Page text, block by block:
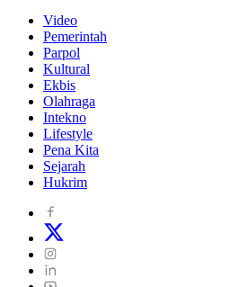
Video
Pemerintah
Parpol
Kultural
Ekbis
Olahraga
Intekno
Lifestyle
Pena Kita
Sejarah
Hukrim